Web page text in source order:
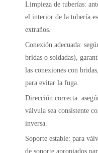
Limpieza de tuberías:
el interior de la tubería
extraños.
Conexión adecuada:
bridas o soldadas),
las conexiones con
para evitar la fuga.
Dirección correcta:
válvula sea consistente
inversa.
Soporte estable: para
de soporte apropiados